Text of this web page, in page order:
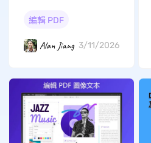
編輯 PDF
Alan Jiang 3/11/2026